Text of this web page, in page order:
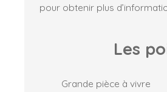
pour obtenir plus
Les
Grande pièce à vivre